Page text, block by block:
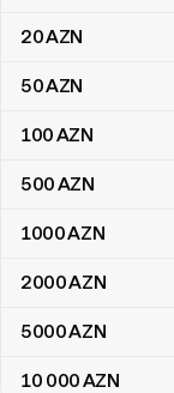
20AZN
50AZN
100AZN
500AZN
1000AZN
2000AZN
5000AZN
10 000AZN